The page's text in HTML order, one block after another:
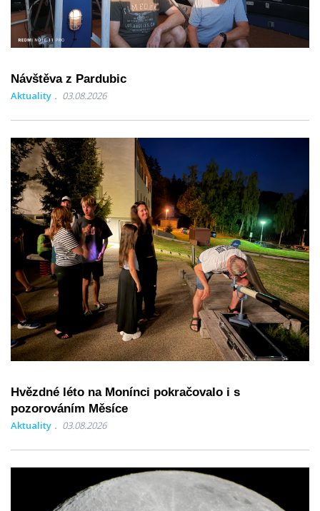
Návštěva z Pardubic
Aktuality 03.08.2026
Hvězdné léto na Monínci pokračovalo i s
pozorováním Měsíce
Aktuality 03.08.2026